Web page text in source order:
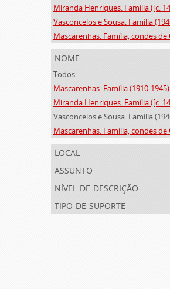
nome
Todos
Mascarenhas. Família (1910-1945)
local
assunto
nível de descrição
tipo de suporte